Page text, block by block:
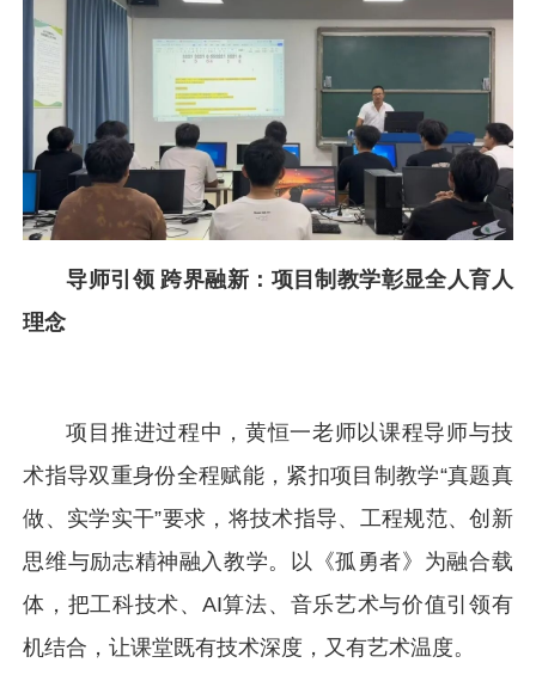
导师引领 跨界融新：项目制教学彰显全人育人
理念
项目推进过程中，黄恒一老师以课程导师与技
术指导双重身份全程赋能，紧扣项目制教学“真题真
做、实学实干”要求，将技术指导、工程规范、创新
思维与励志精神融入教学。以《孤勇者》为融合载
体，把工科技术、AI算法、音乐艺术与价值引领有
机结合，让课堂既有技术深度，又有艺术温度。